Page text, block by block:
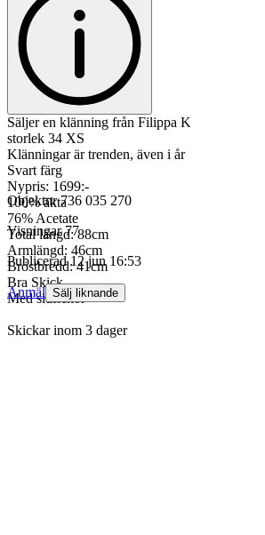
Säljer en klänning från Filippa K
storlek 34 XS
Klänningar är trenden, även i år
Svart färg
Nypris: 1699:-
100% äkta
76% Acetate
Total längd: 88cm
Armlängd: 46cm
Bröstbredd: 41cm
Bra Skick
Med sidfickor
Skickar inom 3 dager
Objektnr 736 035 270
Visningar 77
Publicerad 12 jun 16:53
Anmäl Sälj liknande